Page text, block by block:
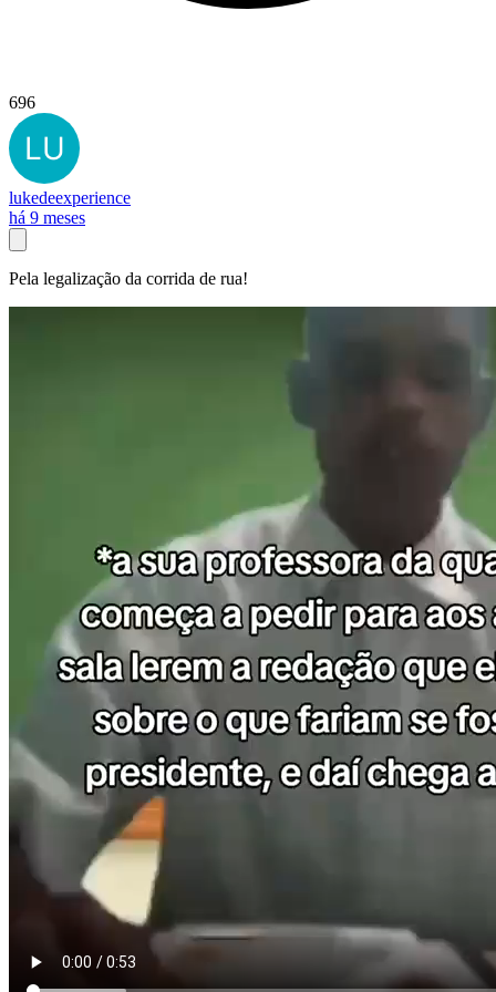
696
lukedeexperience
há 9 meses
Pela legalização da corrida de rua!